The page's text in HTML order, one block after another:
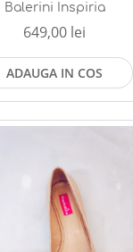
Balerini Inspiria
649,00 lei
ADAUGA IN COS